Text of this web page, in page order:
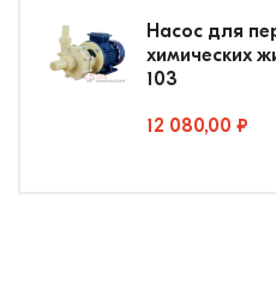
Насос для
химических
103
12 080,00 ₽